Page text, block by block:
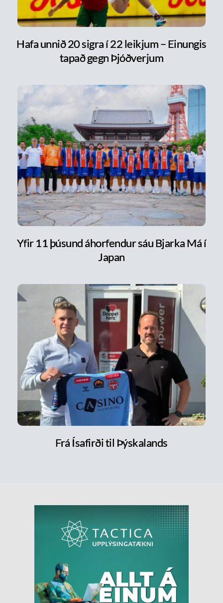
Hafa unnið 20 sigra í 22 leikjum – Einungis
tapað gegn Þjóðverjum
Yfir 11 þúsund áhorfendur sáu Bjarka Má í
Japan
Frá Ísafirði til Þýskalands